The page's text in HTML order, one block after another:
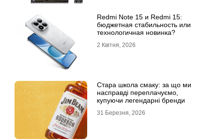
Redmi Note 15 и Redmi 15:
бюджетная стабильность или
технологичная новинка?
2 Квітня, 2026
Стара школа смаку: за що ми
насправді переплачуємо,
купуючи легендарні бренди
31 Березня, 2026